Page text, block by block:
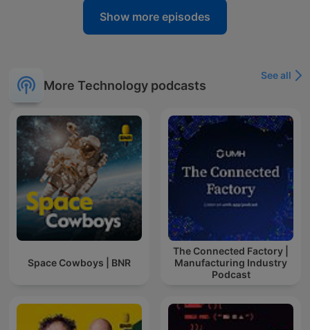
Show more episodes
More Technology podcasts
See all
Space Cowboys | BNR
The Connected Factory |
Manufacturing Industry
Podcast